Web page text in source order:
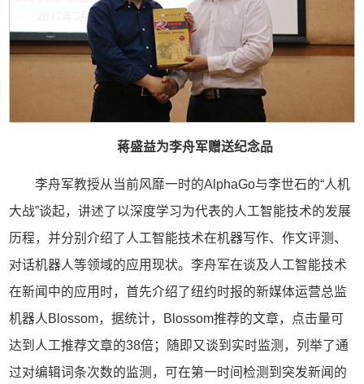
蒋盛益为李舟军赠送纪念品
李舟军教授从当前风靡一时的AlphaGo与李世石的“人机
大战”谈起，讲述了以深度学习为代表的人工智能技术的发展
历程，并分别介绍了人工智能技术在机器写作、作文评测、
对话机器人等领域的应用现状。李舟军在谈及人工智能技术
在新闻中的应用时，首先介绍了纽约时报的新媒体运营总监
机器人Blossom，据统计，Blossom推荐的文章，点击量可
达到人工推荐文章的38倍；随即又谈到实时监测，列举了通
过对编辑词条次数的监测，可在第一时间检测到突发新闻的